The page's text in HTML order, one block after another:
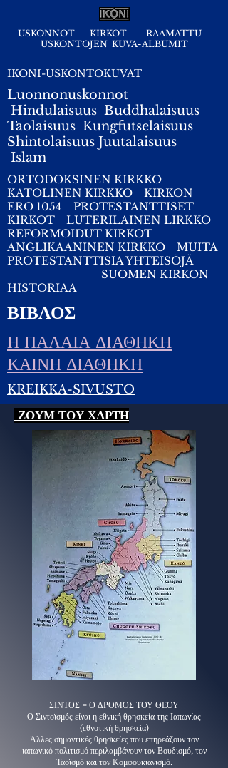
USKONNOT KIRKOT
RAAMATTU
USKONTOJEN KUVA-ALBUMIT
IKONI-USKONTOKUVAT
Luonnonuskonnot
Hindulaisuus Buddhalaisuus
Taolaisuus Kungfutselaisuus
Shintolaisuus Juutalaisuus
Islam
ORTODOKSINEN KIRKKO
KATOLINEN KIRKKO
KIRKON
ERO 1054
PROTESTANTTISET
KIRKOT
LUTERILAINEN LIRKKO
REFORMOIDUT KIRKOT
ANGLIKAANINEN KIRKKO
MUITA
PROTESTANTTISIA YHTEISÖJÄ
SUOMEN KIRKON
HISTORIAA
ΒΙΒΛΟΣ
Η ΠΑΛΑΙΑ ΔΙΑΘΗΚΗ
ΚΑΙΝΗ ΔΙΑΘΗΚΗ
KREIKKA-SIVUSTO
ΖΟΥΜ ΤΟΥ ΧΑΡΤΗ
ΣΙΝΤΟΣ = Ο ΔΡΟΜΟΣ ΤΟΥ ΘΕΟΥ
Ο Σιντοϊσμός είναι η εθνική θρησκεία της Ιαπωνίας
(εθνοτική θρησκεία)
Άλλες σημαντικές θρησκείες που επηρεάζουν τον
ιαπωνικό πολιτισμό περιλαμβάνουν τον Βουδισμό, τον
Ταοϊσμό και τον Κομφουκιανισμό.